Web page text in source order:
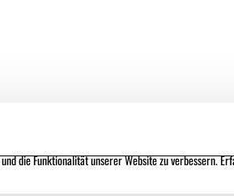
die Funktionalität unserer Website zu verbessern.